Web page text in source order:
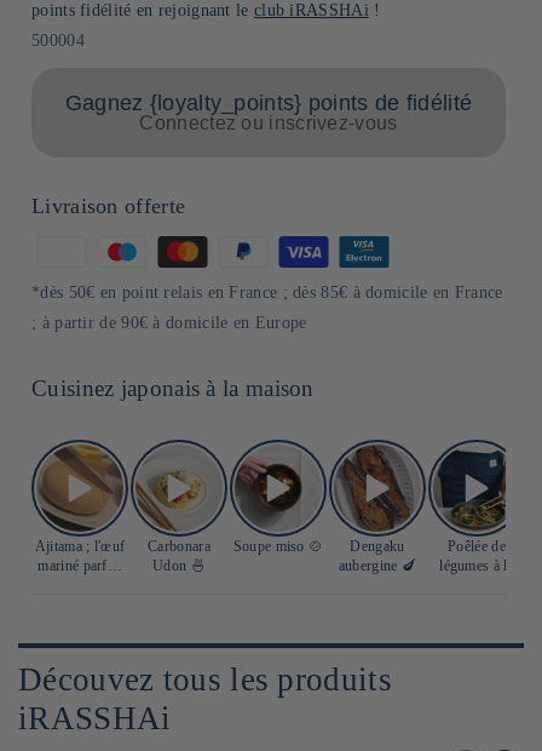
points fidélité en rejoignant le club iRASSHAi !
SKU:
500004
Gagnez {loyalty_points} points de fidélité
Connectez ou inscrivez-vous
Livraison offerte
de
paiement
*dès 50€ en point relais en France ; dès 85€ à domicile en France
; à partir de 90€ à domicile en Europe
Cuisinez japonais à la maison
Ajitama ; l'œuf
mariné parfait
Carbonara
Udon 🍜
Soupe miso 🍲
Dengaku
aubergine 🍆
Poêlée de
légumes à la
Découvez tous les produits
iRASSHAi